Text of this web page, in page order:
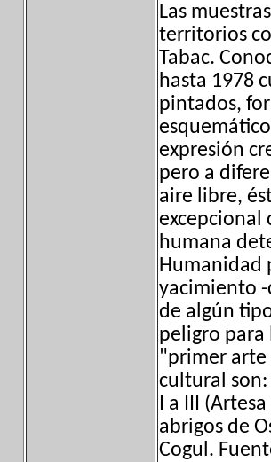
Las
territorios
Tabac.
hasta 1978
pintados,
expresión
pero a
aire libre,
excepcional
humana
Humanidad
yacimiento -
de algún
peligro para
"primer arte
cultural son:
I a III
abrigos de
Cogul.